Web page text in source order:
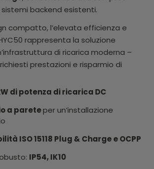
backend esistenti.
compatto, l’elevata efficienza e
rappresenta la soluzione
di ricarica moderna –
prestazioni e risparmio di
di potenza di ricarica DC
a pareteper un’installazione
ISO 15118 Plug & Charge e OCPP
IP54, IK10